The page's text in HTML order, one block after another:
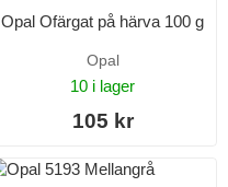
Opal Ofärgat på härva 100 g
Opal
10 i lager
105 kr